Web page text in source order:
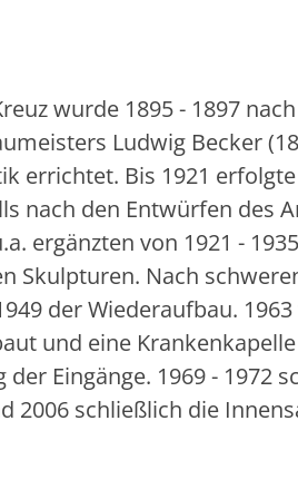
wurde 1895 - 1897
Ludwig Becker
errichtet. Bis 1921
nach den Entwürfen des
ergänzten von 1921 -
Skulpturen. Nach
der Wiederaufbau.
und eine
Eingänge. 1969 - 1972
2006 schließlich die